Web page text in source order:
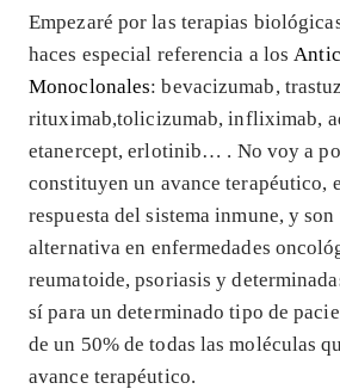
Empezaré por las terapias
haces especial referencia a los
Monoclonales: bevacizumab,
rituximab,tolicizumab, infliximab,
etanercept, erlotinib… . No voy a
constituyen un avance terapéutico,
respuesta del sistema inmune, y son
alternativa en enfermedades
reumatoide, psoriasis y
sí para un determinado tipo de
de un 50% de todas las moléculas
avance terapéutico.